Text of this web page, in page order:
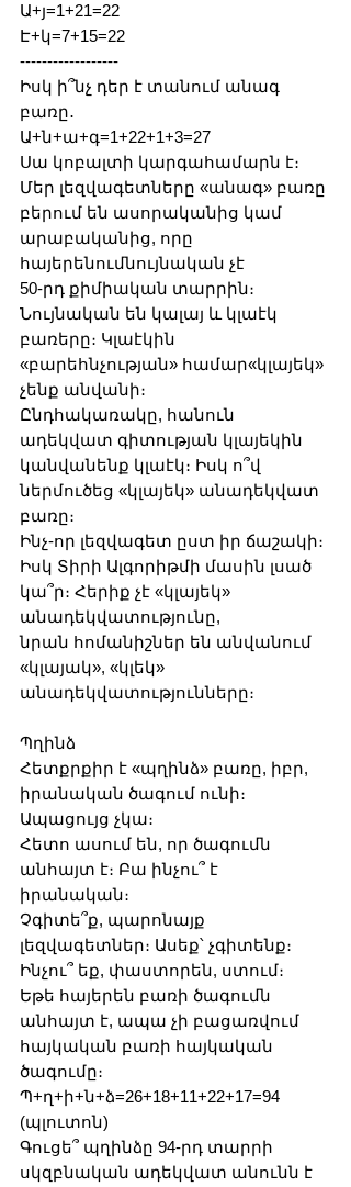
Ա+յ=1+21=22
Է+կ=7+15=22
------------------
Իսկ ի՞նչ դեր է տանում անագ
բառը․
Ա+ն+ա+գ=1+22+1+3=27
Սա կոբալտի կարգահամարն է։
Մեր լեզվագետները «անագ» բառը
բերում են ասորականից կամ
արաբականից, որը
հայերենումնույնական չէ
50-րդ քիմիական տարրին։
Նույնական են կալայ և կլաէկ
բառերը։ Կլաէկին
«բարեհնչության» համար«կլայեկ»
չենք անվանի։
Ընդհակառակը, հանուն
ադեկվատ գիտության կլայեկին
կանվանենք կլաէկ։ Իսկ ո՞վ
ներմուծեց «կլայեկ» անադեկվատ
բառը։
Ինչ-որ լեզվագետ ըստ իր ճաշակի։
Իսկ Տիրի Ալգորիթմի մասին լսած
կա՞ր։ Հերիք չէ «կլայեկ»
անադեկվատությունը,
նրան հոմանիշներ են անվանում
«կլայակ», «կլեկ»
անադեկվատությունները։
Պղինձ
Հետքրքիր է «պղինձ» բառը, իբր,
իրանական ծագում ունի։
Ապացույց չկա։
Հետո ասում են, որ ծագումն
անհայտ է։ Բա ինչու՞ է
իրանական։
Չգիտե՞ք, պարոնայք
լեզվագետներ։ Ասեք՝ չգիտենք։
Ինչու՞ եք, փաստորեն, ստում։
Եթե հայերեն բառի ծագումն
անհայտ է, ապա չի բացառվում
հայկական բառի հայկական
ծագումը։
Պ+ղ+ի+ն+ձ=26+18+11+22+17=94
(պլուտոն)
Գուցե՞ պղինձը 94-րդ տարրի
սկզբնական ադեկվատ անունն է